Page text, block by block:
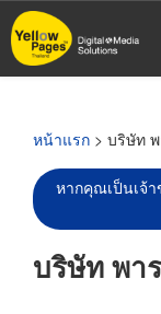
ข้าม
ไป
หน้าแรก > บริษัท
หากคุณเป็นเจ้
บริษัท พา